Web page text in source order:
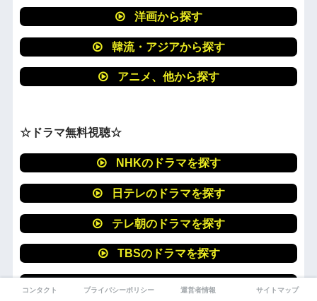
洋画から探す
韓流・アジアから探す
アニメ、他から探す
☆ドラマ無料視聴☆
NHKのドラマを探す
日テレのドラマを探す
テレ朝のドラマを探す
TBSのドラマを探す
テレ東のドラマを探す
コンタクト プライバシーポリシー 運営者情報 サイトマップ